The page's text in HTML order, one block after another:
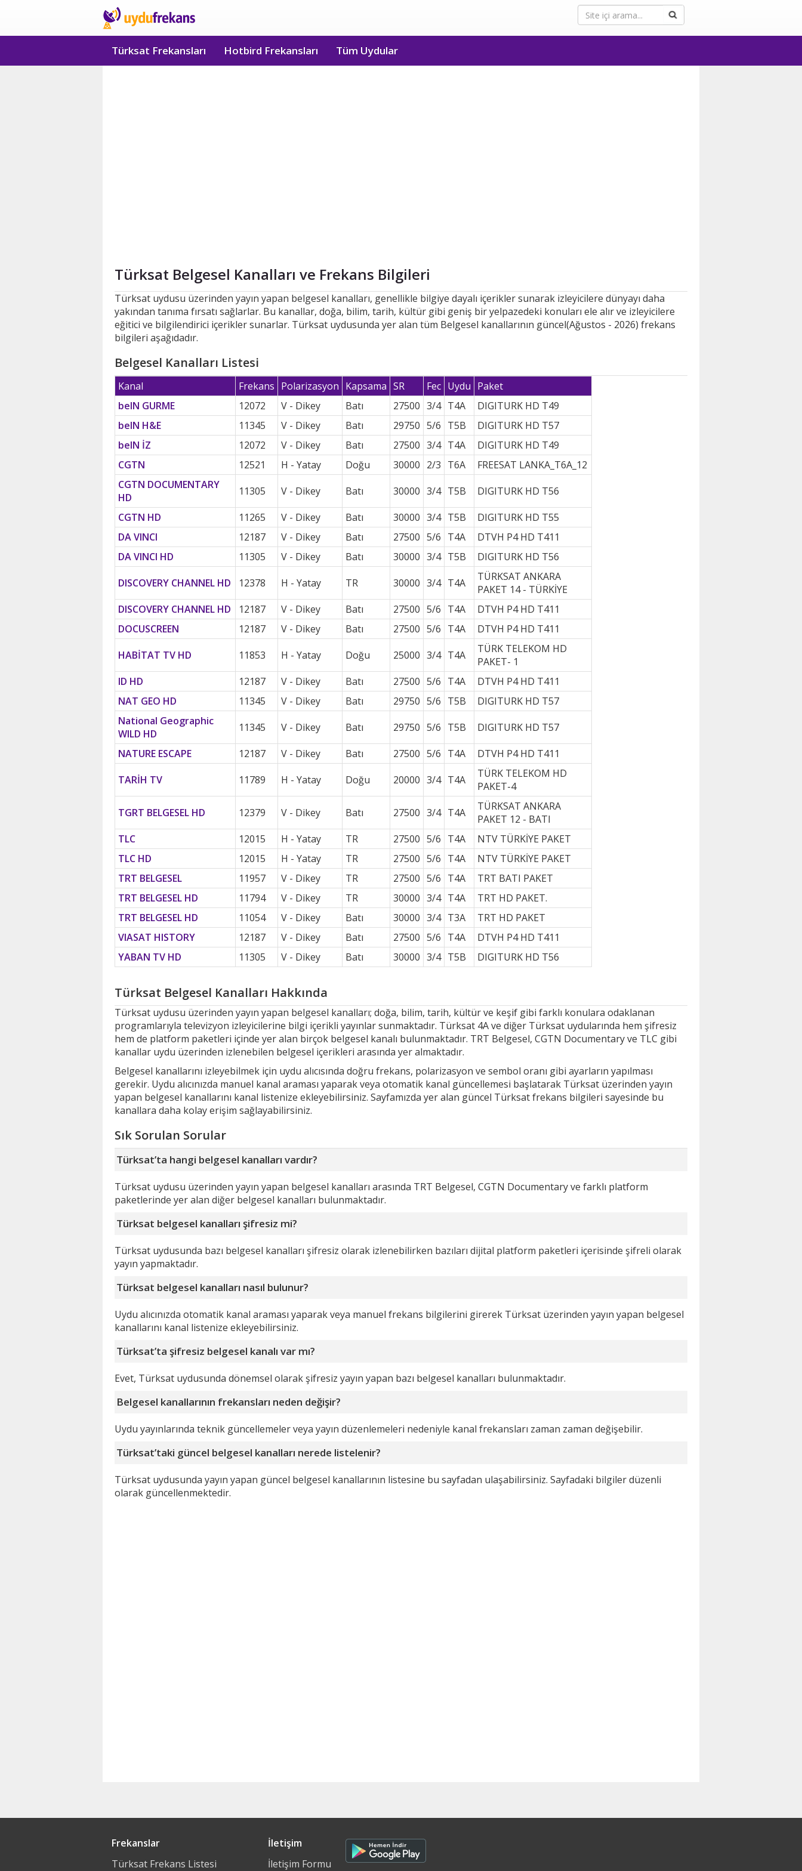
Türksat Frekansları Hotbird Frekansları Tüm Uydular
Türksat Belgesel Kanalları ve Frekans Bilgileri
Türksat uydusu üzerinden yayın yapan belgesel kanalları, genellikle bilgiye dayalı içerikler sunarak izleyicilere dünyayı daha
yakından tanıma fırsatı sağlarlar. Bu kanallar, doğa, bilim, tarih, kültür gibi geniş bir yelpazedeki konuları ele alır ve izleyicilere
eğitici ve bilgilendirici içerikler sunarlar. Türksat uydusunda yer alan tüm Belgesel kanallarının güncel(Ağustos - 2026) frekans
bilgileri aşağıdadır.
Belgesel Kanalları Listesi
Kanal Frekans Polarizasyon Kapsama SR Fec Uydu Paket
beIN GURME
12072 V - Dikey Batı 27500 3/4 T4A
DIGITURK HD T49
beIN H&E
11345 V - Dikey Batı 29750 5/6 T5B
DIGITURK HD T57
beIN İZ
12072 V - Dikey Batı 27500 3/4 T4A
DIGITURK HD T49
CGTN
12521 H - Yatay Doğu 30000 2/3 T6A
FREESAT LANKA_T6A_12
CGTN DOCUMENTARY
HD
11305 V - Dikey Batı 30000 3/4 T5B
DIGITURK HD T56
CGTN HD
11265 V - Dikey Batı 30000 3/4 T5B
DIGITURK HD T55
DA VINCI
12187 V - Dikey Batı 27500 5/6 T4A
DTVH P4 HD T411
DA VINCI HD
11305 V - Dikey Batı 30000 3/4 T5B
DIGITURK HD T56
DISCOVERY CHANNEL HD
12378 H - Yatay TR 30000 3/4 T4A
TÜRKSAT ANKARA
PAKET 14 - TÜRKİYE
DISCOVERY CHANNEL HD
12187 V - Dikey Batı 27500 5/6 T4A
DTVH P4 HD T411
DOCUSCREEN
12187 V - Dikey Batı 27500 5/6 T4A
DTVH P4 HD T411
HABİTAT TV HD
11853 H - Yatay Doğu 25000 3/4 T4A
TÜRK TELEKOM HD
PAKET- 1
ID HD
12187 V - Dikey Batı 27500 5/6 T4A
DTVH P4 HD T411
NAT GEO HD
11345 V - Dikey Batı 29750 5/6 T5B
DIGITURK HD T57
National Geographic
WILD HD
11345 V - Dikey Batı 29750 5/6 T5B
DIGITURK HD T57
NATURE ESCAPE
12187 V - Dikey Batı 27500 5/6 T4A
DTVH P4 HD T411
TARİH TV
11789 H - Yatay Doğu 20000 3/4 T4A
TÜRK TELEKOM HD
PAKET-4
TGRT BELGESEL HD
12379 V - Dikey Batı 27500 3/4 T4A
TÜRKSAT ANKARA
PAKET 12 - BATI
TLC
12015 H - Yatay TR 27500 5/6 T4A
NTV TÜRKİYE PAKET
TLC HD
12015 H - Yatay TR 27500 5/6 T4A
NTV TÜRKİYE PAKET
TRT BELGESEL
11957 V - Dikey TR 27500 5/6 T4A
TRT BATI PAKET
TRT BELGESEL HD
11794 V - Dikey TR 30000 3/4 T4A
TRT HD PAKET.
TRT BELGESEL HD
11054 V - Dikey Batı 30000 3/4 T3A
TRT HD PAKET
VIASAT HISTORY
12187 V - Dikey Batı 27500 5/6 T4A
DTVH P4 HD T411
YABAN TV HD
11305 V - Dikey Batı 30000 3/4 T5B DIGITURK HD T56
Türksat Belgesel Kanalları Hakkında
Türksat uydusu üzerinden yayın yapan belgesel kanalları; doğa, bilim, tarih, kültür ve keşif gibi farklı konulara odaklanan
programlarıyla televizyon izleyicilerine bilgi içerikli yayınlar sunmaktadır. Türksat 4A ve diğer Türksat uydularında hem şifresiz
hem de platform paketleri içinde yer alan birçok belgesel kanalı bulunmaktadır. TRT Belgesel, CGTN Documentary ve TLC gibi
kanallar uydu üzerinden izlenebilen belgesel içerikleri arasında yer almaktadır.
Belgesel kanallarını izleyebilmek için uydu alıcısında doğru frekans, polarizasyon ve sembol oranı gibi ayarların yapılması
gerekir. Uydu alıcınızda manuel kanal araması yaparak veya otomatik kanal güncellemesi başlatarak Türksat üzerinden yayın
yapan belgesel kanallarını kanal listenize ekleyebilirsiniz. Sayfamızda yer alan güncel Türksat frekans bilgileri sayesinde bu
kanallara daha kolay erişim sağlayabilirsiniz.
Sık Sorulan Sorular
Türksat’ta hangi belgesel kanalları vardır?
Türksat uydusu üzerinden yayın yapan belgesel kanalları arasında TRT Belgesel, CGTN Documentary ve farklı platform
paketlerinde yer alan diğer belgesel kanalları bulunmaktadır.
Türksat belgesel kanalları şifresiz mi?
Türksat uydusunda bazı belgesel kanalları şifresiz olarak izlenebilirken bazıları dijital platform paketleri içerisinde şifreli olarak
yayın yapmaktadır.
Türksat belgesel kanalları nasıl bulunur?
Uydu alıcınızda otomatik kanal araması yaparak veya manuel frekans bilgilerini girerek Türksat üzerinden yayın yapan belgesel
kanallarını kanal listenize ekleyebilirsiniz.
Türksat’ta şifresiz belgesel kanalı var mı?
Evet, Türksat uydusunda dönemsel olarak şifresiz yayın yapan bazı belgesel kanalları bulunmaktadır.
Belgesel kanallarının frekansları neden değişir?
Uydu yayınlarında teknik güncellemeler veya yayın düzenlemeleri nedeniyle kanal frekansları zaman zaman değişebilir.
Türksat’taki güncel belgesel kanalları nerede listelenir?
Türksat uydusunda yayın yapan güncel belgesel kanallarının listesine bu sayfadan ulaşabilirsiniz. Sayfadaki bilgiler düzenli
olarak güncellenmektedir.
Frekanslar
Türksat Frekans Listesi
İletişim
İletişim Formu